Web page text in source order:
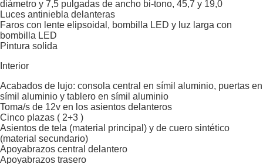
diámetro y 7,5 pulgadas de ancho bi-tono, 45,7 y 19,0
Luces antiniebla delanteras
Faros con lente elipsoidal, bombilla LED y luz larga con
bombilla LED
Pintura solida
Interior
Acabados de lujo: consola central en símil aluminio, puertas en
símil aluminio y tablero en símil aluminio
Toma/s de 12v en los asientos delanteros
Cinco plazas ( 2+3 )
Asientos de tela (material principal) y de cuero sintético
(material secundario)
Apoyabrazos central delantero
Apoyabrazos trasero